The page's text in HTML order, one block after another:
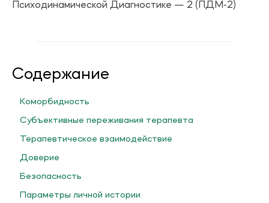
Психодинамической Диагностике — 2 (ПДМ-2)
Содержание
Коморбидность
Субъективные переживания терапевта
Терапевтическое взаимодействие
Доверие
Безопасность
Параметры личной истории